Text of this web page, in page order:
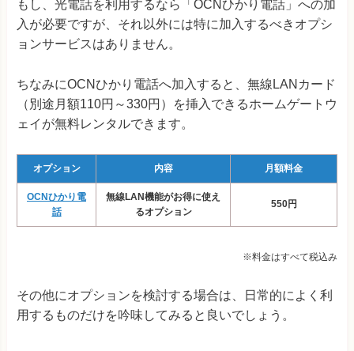
もし、光電話を利用するなら「OCNひかり電話」への加
入が必要ですが、それ以外には特に加入するべきオプシ
ョンサービスはありません。
ちなみにOCNひかり電話へ加入すると、無線LANカード
（別途月額110円～330円）を挿入できるホームゲートウ
ェイが無料レンタルできます。
オプション 内容 月額料金
OCNひかり電
話
無線LAN機能がお得に使え
るオプション
550円
※料金はすべて税込み
その他にオプションを検討する場合は、日常的によく利
用するものだけを吟味してみると良いでしょう。